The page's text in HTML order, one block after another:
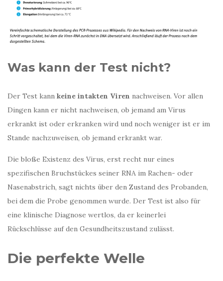
Was kann der Test nicht?
Der Test kann keine intakten Viren nachweisen. Vor allen
Dingen kann er nicht nachweisen, ob jemand am Virus
erkrankt ist oder erkranken wird und noch weniger ist er im
Stande nachzuweisen, ob jemand erkrankt war.
Die bloße Existenz des Virus, erst recht nur eines
spezifischen Bruchstückes seiner RNA im Rachen- oder
Nasenabstrich, sagt nichts über den Zustand des Probanden,
bei dem die Probe genommen wurde. Der Test ist also für
eine klinische Diagnose wertlos, da er keinerlei
Rückschlüsse auf den Gesundheitszustand zulässt.
Die perfekte Welle